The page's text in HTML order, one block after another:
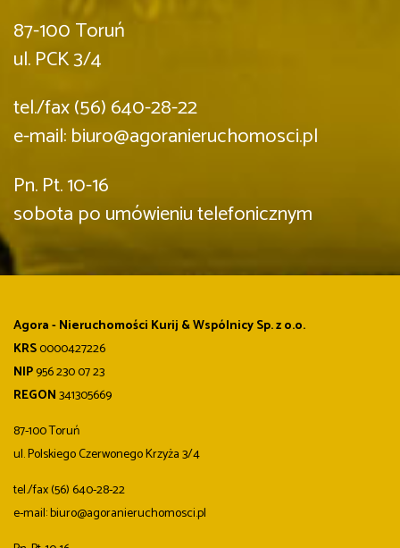
87-100 Toruń
ul. PCK 3/4
tel./fax (56) 640-28-22
e-mail: biuro@agoranieruchomosci.pl
Pn. Pt. 10-16
sobota po umówieniu telefonicznym
Agora - Nieruchomości Kurij & Wspólnicy Sp. z o.o.
KRS0000427226
NIP956 230 07 23
REGON341305669
87-100 Toruń
ul. Polskiego Czerwonego Krzyża 3/4
tel./fax (56) 640-28-22
e-mail: biuro@agoranieruchomosci.pl